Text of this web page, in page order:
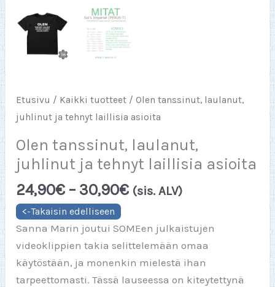
Etusivu / Kaikki tuotteet / Olen tanssinut, laulanut,
juhlinut ja tehnyt laillisia asioita
Olen tanssinut, laulanut,
juhlinut ja tehnyt laillisia asioita
24,90€ – 30,90€Hintaluokka:
-
30,90€
(sis. ALV)
Sanna Marin joutui SOMEen julkaistujen
videoklippien takia selittelemään omaa
käytöstään, ja monenkin mielestä ihan
tarpeettomasti. Tässä lauseessa on kiteytettynä